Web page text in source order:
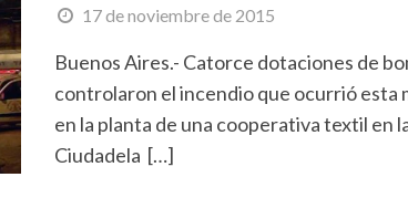
17 de noviembre de 2015
Buenos Aires.- Catorce dotaciones de
controlaron el incendio que ocurrió esta
en la planta de una cooperativa textil en
Ciudadela […]